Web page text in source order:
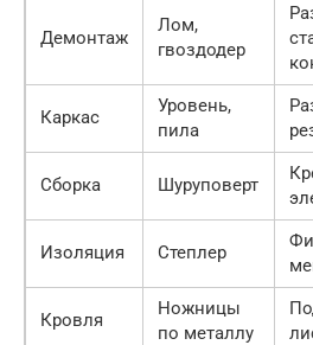
Демонтаж
Лом,
гвоздодер
Каркас
Уровень,
пила
Сборка Шуруповерт
Изоляция Степлер
Кровля
Ножницы
по металлу